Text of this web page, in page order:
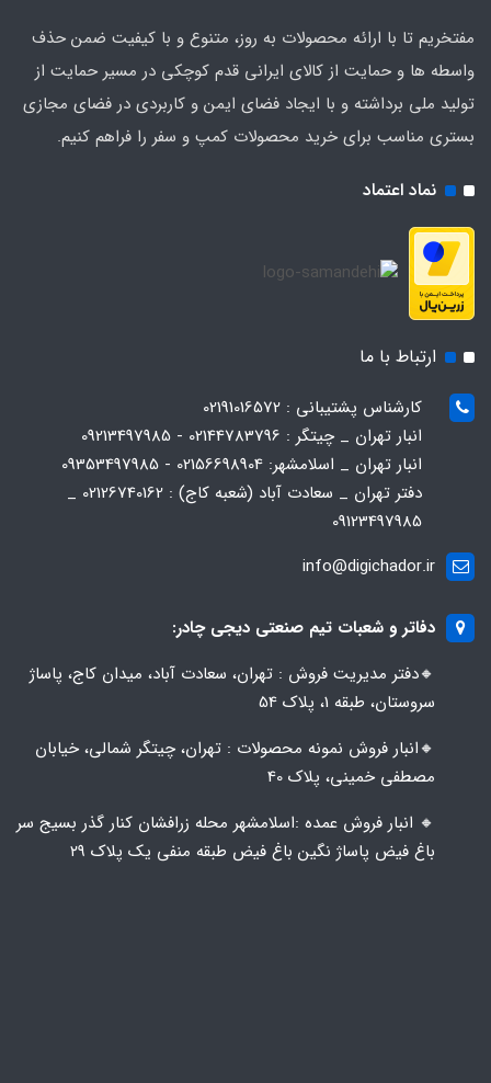
نماد اعتماد
مفتخریم تا با ارائه محصولات به روز، متنوع و با کیفیت ضمن حذف
واسطه ها و حمایت از کالای ایرانی قدم کوچکی در مسیر حمایت از
تولید ملی برداشته و با ایجاد فضای ایمن و کاربردی در فضای مجازی
بستری مناسب برای خرید محصولات کمپ و سفر را فراهم کنیم.
ارتباط با ما
کارشناس پشتیبانی : 02191016572
انبار تهران _ چیتگر : 02144783796 - 09213497985
انبار تهران _ اسلامشهر: 02156698904 - 09353497985
دفتر تهران _ سعادت آباد (شعبه کاج) : 02126740162 _
09123497985
info@digichador.ir
دفاتر و شعبات تیم صنعتی دیجی چادر:
🔸️​​دفتر مدیریت فروش : تهران، سعادت آباد، میدان کاج، پاساژ
سروستان، طبقه 1، پلاک 54
🔸️​​انبار فروش نمونه محصولات : تهران، چیتگر شمالی، خیابان
مصطفی خمینی، پلاک 40
🔸️ انبار فروش عمده :اسلامشهر محله زرافشان کنار گذر بسیج سر
باغ فیض پاساژ نگین باغ فیض طبقه منفی یک پلاک ۲۹